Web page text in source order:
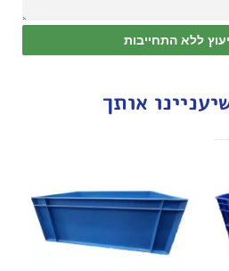
ללא התחייבות
אותך